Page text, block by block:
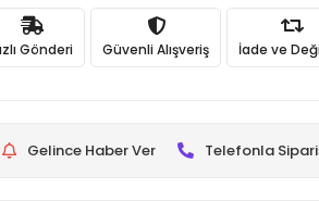
Gönderi Güvenli Alışveriş İade ve
Gelince Haber Ver Telefonla